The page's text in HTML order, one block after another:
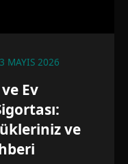
MAYIS 2026
Ev
ve